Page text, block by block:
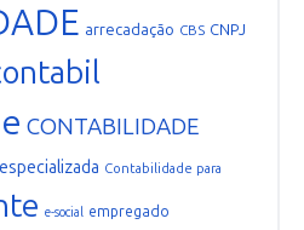
arrecadação CBS CNPJ
CONTABILIDADE
Contabilidade para
e-social empregado